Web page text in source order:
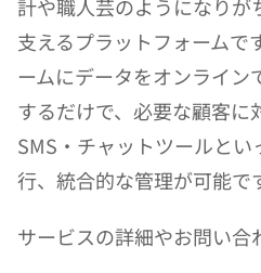
計や職人芸のようになりが
支えるプラットフォームで
ームにデータをオンライン
するだけで、必要な顧客に
SMS・チャットツールと
行、統合的な管理が可能で
サービスの詳細やお問い合